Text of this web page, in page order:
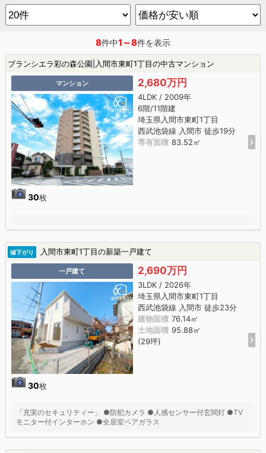
8件中1～8件を表示
ブランシエラ彩の森公園|入間市東町1丁目の中古マンション
マンション
30枚
2,680万円
4LDK / 2009年
6階/11階建
埼玉県入間市東町1丁目
西武池袋線 入間市 徒歩19分
専有面積 83.52㎡
値下がり 入間市東町1丁目の新築一戸建て
一戸建て
30枚
2,690万円
3LDK / 2026年
埼玉県入間市東町1丁目
西武池袋線 入間市 徒歩23分
建物面積 76.14㎡
土地面積 95.88㎡
(29坪)
「充実のセキュリティー」 ●防犯カメラ ●人感センサー付玄関灯 ●TV
モニター付インターホン ●全居室ペアガラス